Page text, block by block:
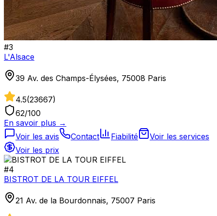
#3
L'Alsace
39 Av. des Champs-Élysées, 75008 Paris
4.5(23667)
62/100
En savoir plus →
Voir les avis
Contact Fiabilité
Voir les services
Voir les prix
#4
BISTROT DE LA TOUR EIFFEL
21 Av. de la Bourdonnais, 75007 Paris